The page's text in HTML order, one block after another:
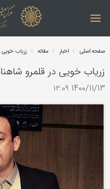
صفحه اصلی اخبار مقاله زریاب خویی
زریاب خویی در قلمرو
1400/11/13 ۱۲:۰۹